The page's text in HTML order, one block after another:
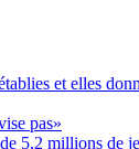
et elles
pas»
5,2 millions de